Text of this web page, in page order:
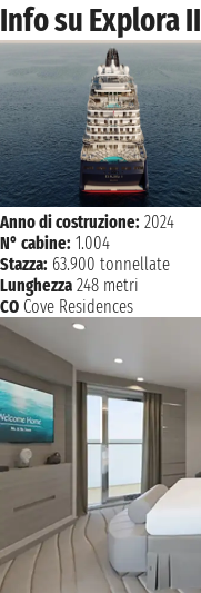
Info su Explora II
Anno di costruzione: 2024
N° cabine: 1.004
Stazza: 63.900 tonnellate
Lunghezza 248 metri
CO Cove Residences